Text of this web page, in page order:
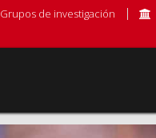
Grupos de investigación